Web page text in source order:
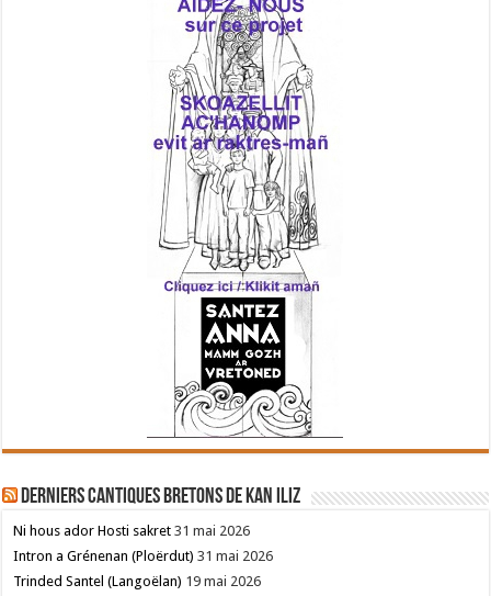
Derniers cantiques bretons de Kan Iliz
Ni hous ador Hosti sakret 31 mai 2026
Intron a Grénenan (Ploërdut) 31 mai 2026
Trinded Santel (Langoëlan) 19 mai 2026